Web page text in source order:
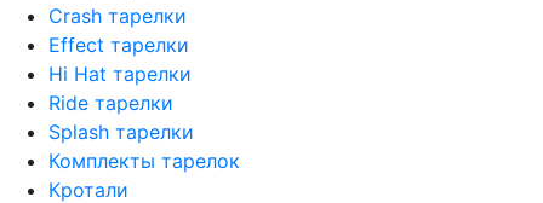
Crash тарелки
Effect тарелки
Hi Hat тарелки
Ride тарелки
Splash тарелки
Комплекты тарелок
Кротали